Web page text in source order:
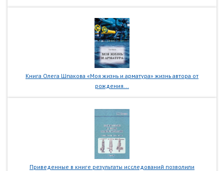
Книга Олега Шпакова «Моя жизнь и арматура» жизнь автора от
рождения...
Приведенные в книге результаты исследований позволили